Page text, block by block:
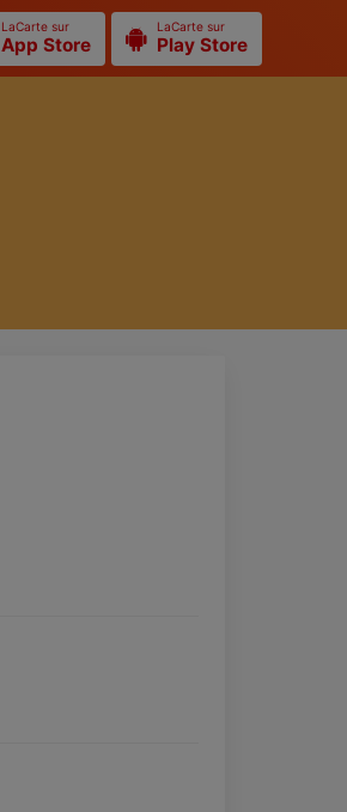
LaCarte sur
App Store
LaCarte sur
Play Store